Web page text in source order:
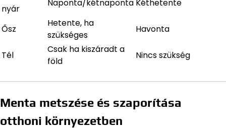
nyár
Naponta/kétnaponta Kéthetente
Ősz
Hetente, ha
szükséges
Havonta
Tél
Csak ha kiszáradt a
föld
Nincs szükség
Menta metszése és szaporítása
otthoni környezetben